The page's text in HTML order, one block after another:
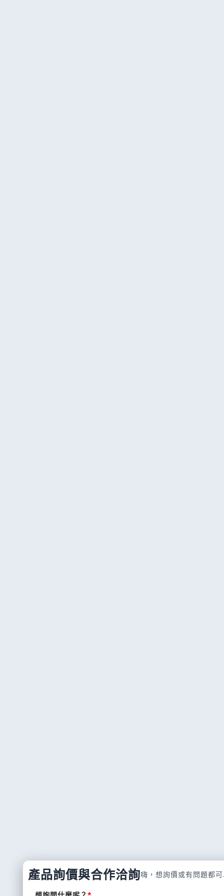
產品詢價與合作洽詢嗨，想詢價或有問題都